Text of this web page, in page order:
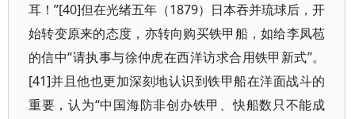
耳！”[40]但在光绪五年（1879）日本吞并琉球后，开
始转变原来的态度，亦转向购买铁甲船，如给李凤苞
的信中“请执事与徐仲虎在西洋访求合用铁甲新式”。
[41]并且他也更加深刻地认识到铁甲船在洋面战斗的
重要，认为“中国海防非创办铁甲、快船数只不能成